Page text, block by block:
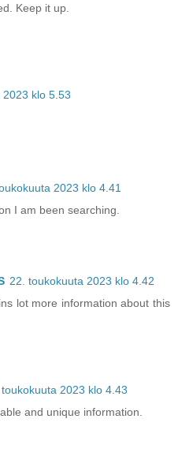
Keep it up.
klo 5.53
2023 klo 4.41
I am been searching.
22. toukokuuta 2023 klo 4.42
lot more information about this
2023 klo 4.43
and unique information.